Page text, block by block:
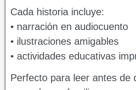
Cada historia incluye:
• narración en audiocuento
• ilustraciones amigables
• actividades educativas
Perfecto para leer antes de